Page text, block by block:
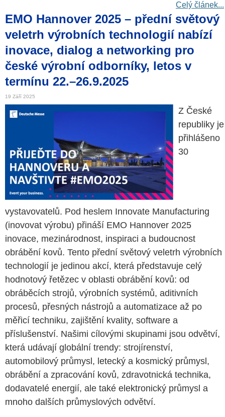
Celý článek...
EMO Hannover 2025 – přední světový
veletrh výrobních technologií nabízí
inovace, dialog a networking pro
české výrobní odborníky, letos v
termínu 22.–26.9.2025
19 Září 2025
Z České
republiky je
přihlášeno
30
vystavovatelů. Pod heslem Innovate Manufacturing
(inovovat výrobu) přináší EMO Hannover 2025
inovace, mezinárodnost, inspiraci a budoucnost
obrábění kovů. Tento přední světový veletrh výrobních
technologií je jedinou akcí, která představuje celý
hodnotový řetězec v oblasti obrábění kovů: od
obráběcích strojů, výrobních systémů, aditivních
procesů, přesných nástrojů a automatizace až po
měřicí techniku, zajištění kvality, software a
příslušenství. Našimi cílovými skupinami jsou odvětví,
která udávají globální trendy: strojírenství,
automobilový průmysl, letecký a kosmický průmysl,
obrábění a zpracování kovů, zdravotnická technika,
dodavatelé energií, ale také elektronický průmysl a
mnoho dalších průmyslových odvětví.